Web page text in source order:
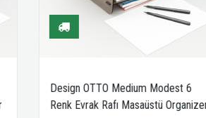
Design OTTO Medium Modest 6
Renk Evrak Rafı Masaüstü Organizer